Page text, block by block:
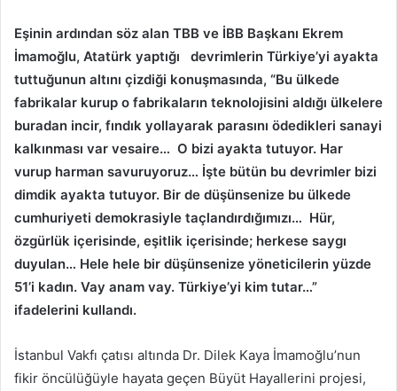
Eşinin ardından söz alan TBB ve İBB Başkanı Ekrem
İmamoğlu, Atatürk yaptığı devrimlerin Türkiye’yi ayakta
tuttuğunun altını çizdiği konuşmasında, “Bu ülkede
fabrikalar kurup o fabrikaların teknolojisini aldığı ülkelere
buradan incir, fındık yollayarak parasını ödedikleri sanayi
kalkınması var vesaire… O bizi ayakta tutuyor. Har
vurup harman savuruyoruz… İşte bütün bu devrimler bizi
dimdik ayakta tutuyor. Bir de düşünsenize bu ülkede
cumhuriyeti demokrasiyle taçlandırdığımızı… Hür,
özgürlük içerisinde, eşitlik içerisinde; herkese saygı
duyulan… Hele hele bir düşünsenize yöneticilerin yüzde
51’i kadın. Vay anam vay. Türkiye’yi kim tutar…”
ifadelerini kullandı.
İstanbul Vakfı çatısı altında Dr. Dilek Kaya İmamoğlu’nun
fikir öncülüğüyle hayata geçen Büyüt Hayallerini projesi,